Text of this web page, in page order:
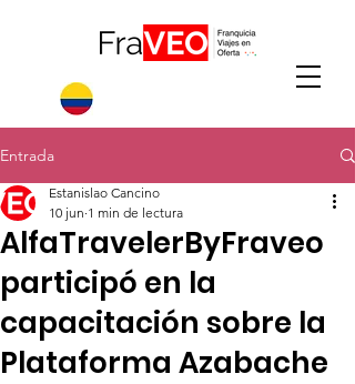
Entrada
AlfaTravelerByFraveo
participó en la
capacitación sobre la
Plataforma Azabache
Estanislao Cancino
10 jun 1 min de lectura